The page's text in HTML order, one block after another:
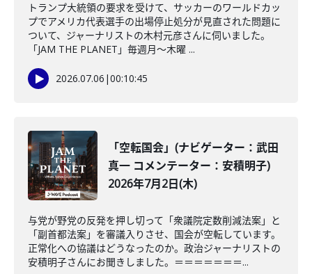
トランプ大統領の要求を受けて、サッカーのワールドカッ
プでアメリカ代表選手の出場停止処分が見直された問題に
ついて、ジャーナリストの木村元彦さんに伺いました。
「JAM THE PLANET」毎週月～木曜 ...
2026.07.06 |00:10:45
「空転国会」(ナビゲーター：武田
真一 コメンテーター：安積明子)
2026年7月2日(木)
与党が野党の反発を押し切って「衆議院定数削減法案」と
「副首都法案」を審議入りさせ、国会が空転しています。
正常化への協議はどうなったのか。政治ジャーナリストの
安積明子さんにお聞きしました。＝＝＝＝＝＝＝...